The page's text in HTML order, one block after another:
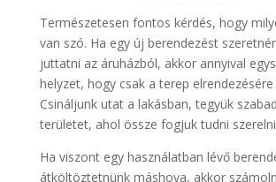
Természetesen fontos kérdés, hogy
van szó. Ha egy új berendezést
juttatni az áruházból, akkor annyival
helyzet, hogy csak a terep elrendezésére
Csináljunk utat a lakásban, tegyük
területet, ahol össze fogjuk tudni
Ha viszont egy használatban lévő
átköltöztetnünk máshova, akkor